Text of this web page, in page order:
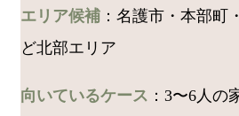
エリア候補 ：名護市・本部町
ど北部エリア
向いているケース ：3〜6人の